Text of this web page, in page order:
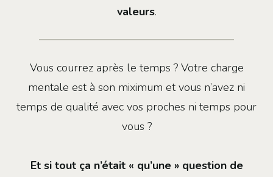
valeurs.
Vous courrez après le temps ? Votre charge
mentale est à son miximum et vous n’avez ni
temps de qualité avec vos proches ni temps pour
vous ?
Et si tout ça n’était « qu’une » question de